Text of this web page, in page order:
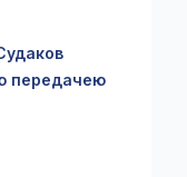
передачею